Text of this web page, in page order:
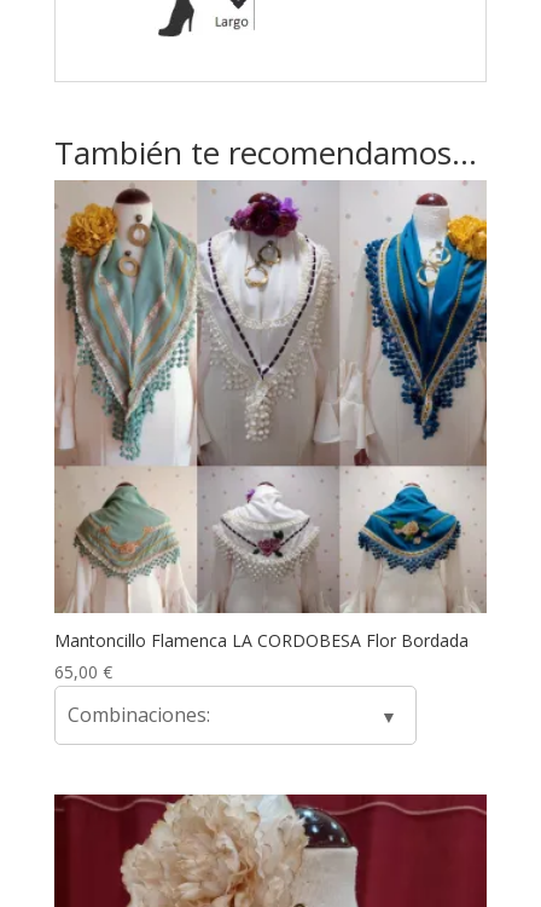
También te recomendamos…
Mantoncillo Flamenca LA CORDOBESA Flor Bordada
65,00 €
Combinaciones: